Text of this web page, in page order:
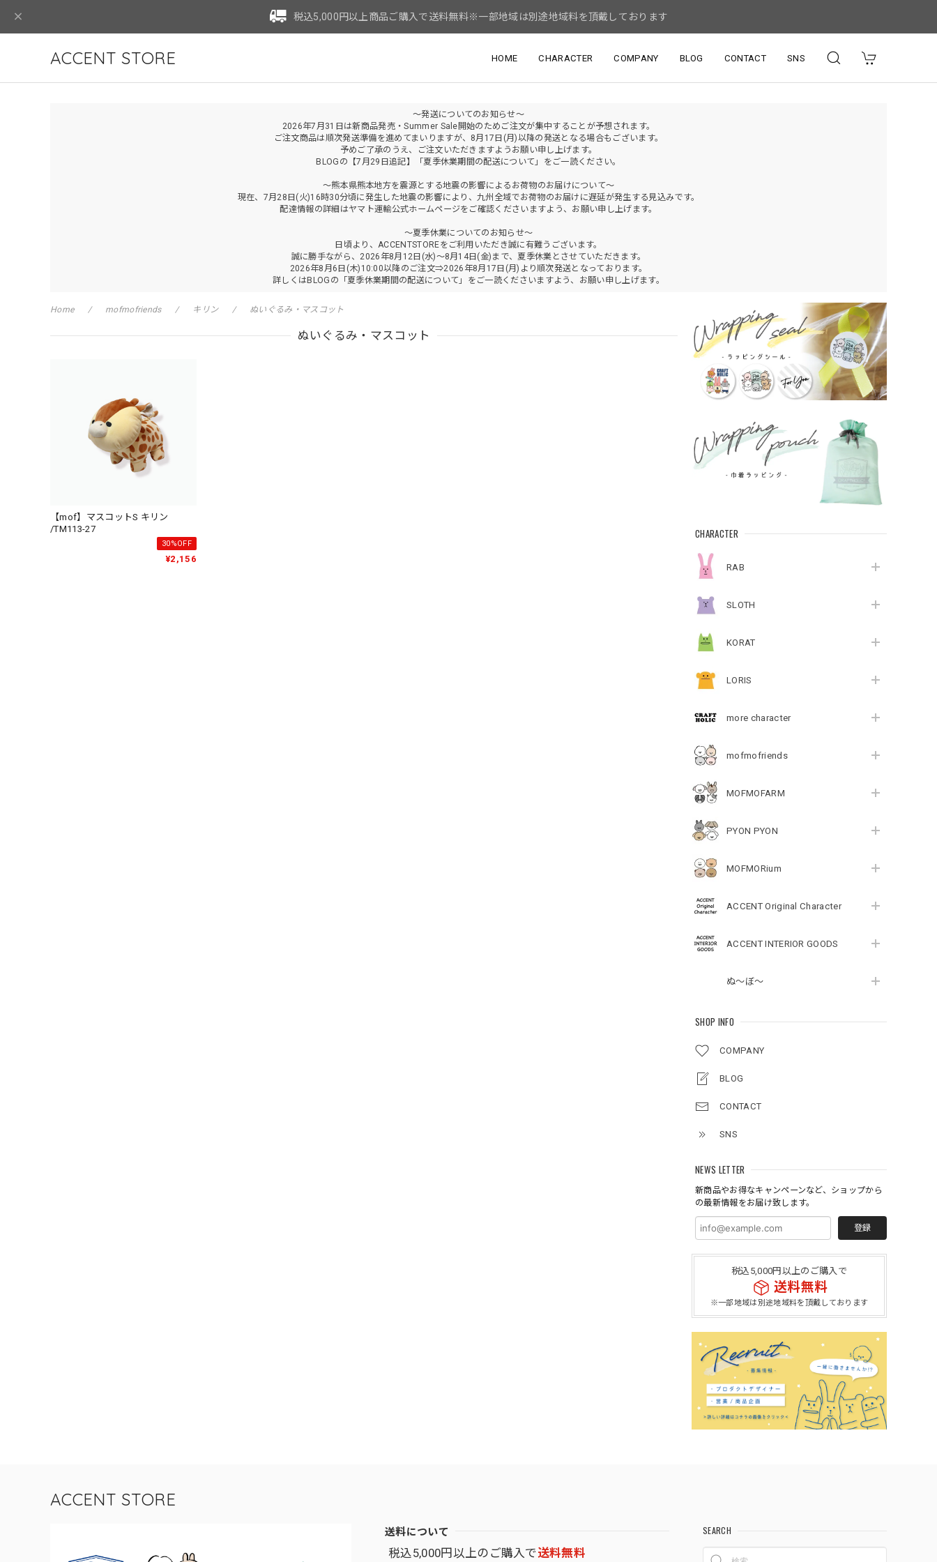
税込5,000円以上商品ご購入で送料無料※一部地域は別途地域料を頂戴しております
ACCENT STORE HOME CHARACTER COMPANY BLOG CONTACT SNS
～発送についてのお知らせ～
2026年7月31日は新商品発売・Summer Sale開始のためご注文が集中することが予想されます。
ご注文商品は順次発送準備を進めてまいりますが、8月17日(月)以降の発送となる場合もございます。
予めご了承のうえ、ご注文いただきますようお願い申し上げます。
BLOGの【7月29日追記】「夏季休業期間の配送について」をご一読ください。
～熊本県熊本地方を震源とする地震の影響によるお荷物のお届けについて～
現在、7月28日(火)16時30分頃に発生した地震の影響により、九州全域でお荷物のお届けに遅延が発生する見込みです。
配達情報の詳細はヤマト運輸公式ホームページをご確認くださいますよう、お願い申し上げます。
～夏季休業についてのお知らせ～
日頃より、ACCENTSTOREをご利用いただき誠に有難うございます。
誠に勝手ながら、2026年8月12日(水)～8月14日(金)まで、夏季休業とさせていただきます。
2026年8月6日(木)10:00以降のご注文⇒2026年8月17日(月)より順次発送となっております。
詳しくはBLOGの「夏季休業期間の配送について」をご一読くださいますよう、お願い申し上げます。
CHARACTER
RAB
SLOTH
KORAT
LORIS
more character
mofmofriends
MOFMOFARM
PYON PYON
MOFMORium
ACCENT Original Character
ACCENT INTERIOR GOODS
ぬ～ぼ～
SHOP INFO
COMPANY
BLOG
CONTACT
SNS
NEWS LETTER
新商品やお得なキャンペーンなど、ショップから
の最新情報をお届け致します。
登録
税込5,000円以上のご購入で
送料無料
※一部地域は別途地域料を頂戴しております
Home mofmofriends キリン ぬいぐるみ・マスコット
ぬいぐるみ・マスコット
【mof】マスコットS キリン
/TM113-27
30%OFF
¥2,156
ACCENT STORE
送料について
税込5,000円以上のご購入で送料無料
SEARCH